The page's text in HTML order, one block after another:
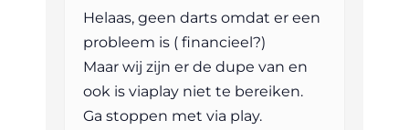
Helaas, geen darts omdat er een
probleem is ( financieel?)
Maar wij zijn er de dupe van en
ook is viaplay niet te bereiken.
Ga stoppen met via play.